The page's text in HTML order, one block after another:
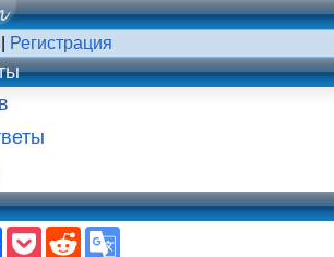
Регистрация
Facebook
PocketReddit